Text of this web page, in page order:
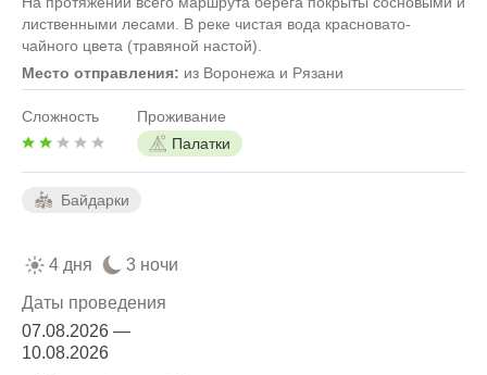
лиственными лесами. В реке чистая вода красновато-
чайного цвета (травяной настой).
Место отправления: из Воронежа и Рязани
Сложность
Проживание
Палатки
Байдарки
4 дня 3 ночи
Даты проведения
07.08.2026 —
10.08.2026